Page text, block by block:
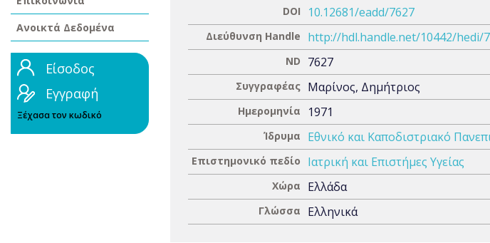
Ανοικτά Δεδομένα
Είσοδος
Εγγραφή
Ξέχασα τον κωδικό
DOI 10.12681/eadd/7627
Διεύθυνση Handle http://hdl.handle.net/10442/hedi/
ND 7627
Συγγραφέας Μαρίνος, Δημήτριος
Ημερομηνία 1971
Ίδρυμα Εθνικό και Καποδιστριακό
Επιστημονικό πεδίο Ιατρική και Επιστήμες Υγείας
Χώρα Ελλάδα
Γλώσσα Ελληνικά